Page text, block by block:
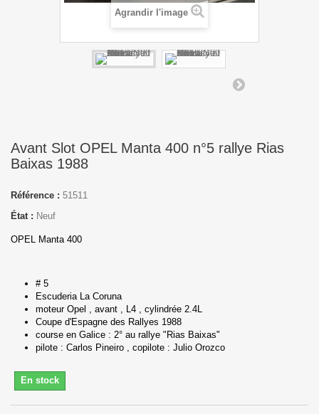
Agrandir l'image
Avant Slot OPEL Manta 400 n°5 rallye Rias
Baixas 1988
Référence : 51511
État : Neuf
OPEL Manta 400
# 5
Escuderia La Coruna
moteur Opel , avant , L4 , cylindrée 2.4L
Coupe d'Espagne des Rallyes 1988
course en Galice : 2° au rallye "Rias Baixas"
pilote : Carlos Pineiro , copilote : Julio Orozco
En stock